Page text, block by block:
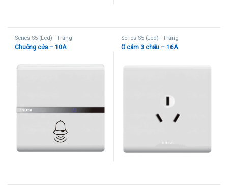
Series S5 (Led) - Trắng
Chuông cửa – 10A
Series S5 (Led) - Trắng
Ổ cắm 3 chấu – 16A